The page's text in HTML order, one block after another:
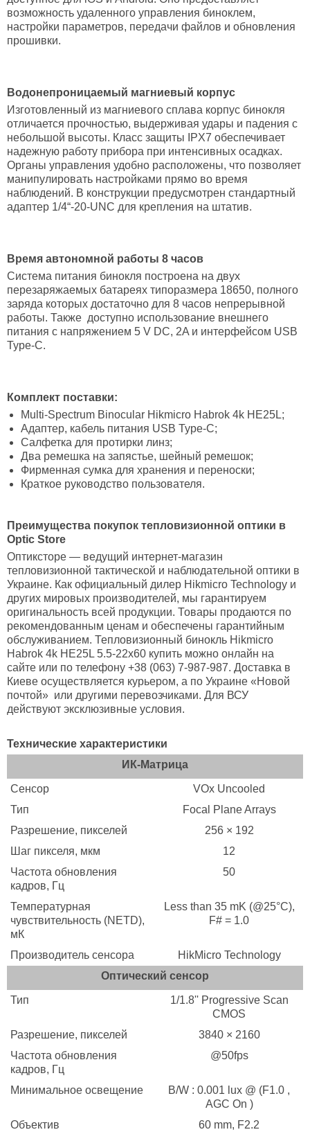
возможность удаленного управления биноклем,
настройки параметров, передачи файлов и обновления
прошивки.
Водонепроницаемый магниевый корпус
Изготовленный из магниевого сплава корпус бинокля
отличается прочностью, выдерживая удары и падения с
небольшой высоты. Класс защиты IPX7 обеспечивает
надежную работу прибора при интенсивных осадках.
Органы управления удобно расположены, что позволяет
манипулировать настройками прямо во время
наблюдений. В конструкции предусмотрен стандартный
адаптер 1/4“-20-UNC для крепления на штатив.
Время автономной работы 8 часов
Система питания бинокля построена на двух
перезаряжаемых батареях типоразмера 18650, полного
заряда которых достаточно для 8 часов непрерывной
работы. Также доступно использование внешнего
питания с напряжением 5 V DC, 2A и интерфейсом USB
Type-C.
Комплект поставки:
Multi-Spectrum Binocular Hikmicro Habrok 4k HE25L;
Адаптер, кабель питания USB Type-C;
Салфетка для протирки линз;
Два ремешка на запястье, шейный ремешок;
Фирменная сумка для хранения и переноски;
Краткое руководство пользователя.
Преимущества покупок тепловизионной оптики в
Optic Store
Оптиксторе — ведущий интернет-магазин
тепловизионной тактической и наблюдательной оптики в
Украине. Как официальный дилер Hikmicro Technology и
других мировых производителей, мы гарантируем
оригинальность всей продукции. Товары продаются по
рекомендованным ценам и обеспечены гарантийным
обслуживанием. Тепловизионный бинокль Hikmicro
Habrok 4k HE25L 5.5-22x60 купить можно онлайн на
сайте или по телефону +38 (063) 7-987-987. Доставка в
Киеве осуществляется курьером, а по Украине «Новой
почтой» или другими перевозчиками. Для ВСУ
действуют эксклюзивные условия.
Технические характеристики
ИК-Матрица
Сенсор
VOx Uncooled
Тип
Focal Plane Arrays
Разрешение, пикселей
256 × 192
Шаг пикселя, мкм
12
Частота обновления
кадров, Гц
50
Температурная
чувствительность (NETD),
мК
Less than 35 mK (@25°C),
F# = 1.0
Производитель сенсора
HikMicro Technology
Оптический сенсор
Тип
1/1.8'' Progressive Scan
CMOS
Разрешение, пикселей
3840 × 2160
Частота обновления
кадров, Гц
@50fps
Минимальное освещение
B/W : 0.001 lux @ (F1.0 ,
AGC On )
Объектив
60 mm, F2.2